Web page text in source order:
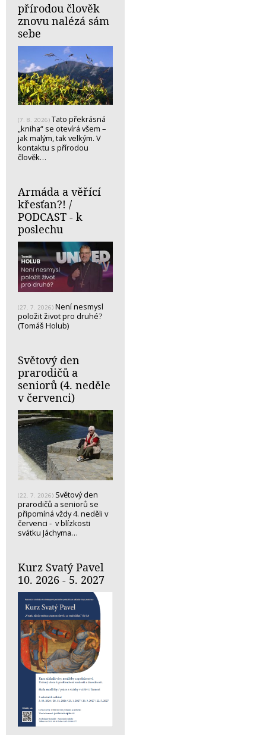
přírodou člověk
znovu nalézá sám
sebe
(7. 8. 2026) Tato překrásná
„kniha“ se otevírá všem –
jak malým, tak velkým. V
kontaktu s přírodou
člověk…
Armáda a věřící
křesťan?! /
PODCAST - k
poslechu
(27. 7. 2026) Není nesmysl
položit život pro druhé?
(Tomáš Holub)
Světový den
prarodičů a
seniorů (4. neděle
v červenci)
(22. 7. 2026) Světový den
prarodičů a seniorů se
připomíná vždy 4. neděli v
červenci - v blízkosti
svátku Jáchyma…
Kurz Svatý Pavel
10. 2026 - 5. 2027